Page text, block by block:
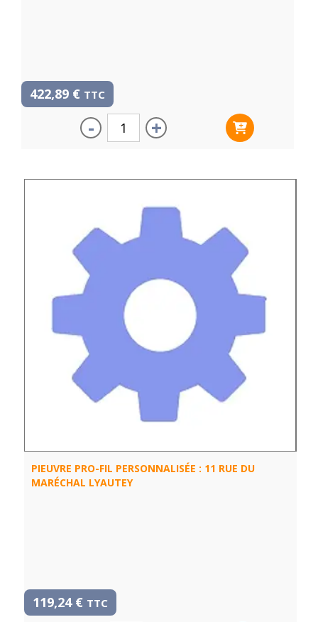
422,89 € TTC
- +
PIEUVRE PRO-FIL PERSONNALISÉE : 11 RUE DU
MARÉCHAL LYAUTEY
119,24 € TTC